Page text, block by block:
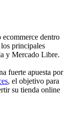
dentro
principales
y Mercado Libre.
fuerte apuesta por
, el objetivo para
su tienda online